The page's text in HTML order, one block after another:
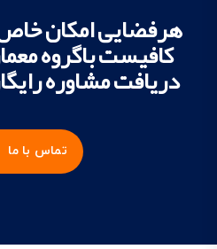
هرفضایی امکان
کافیست باگروه
دریافت مشاوره
تماس با ما